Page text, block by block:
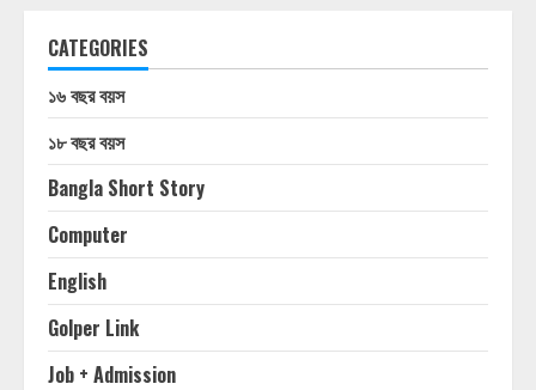
CATEGORIES
১৬ বছর বয়স
১৮ বছর বয়স
Bangla Short Story
Computer
English
Golper Link
Job + Admission